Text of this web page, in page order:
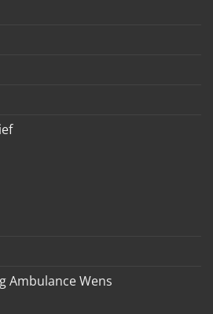
Ambulance Wens